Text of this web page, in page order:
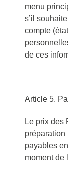
menu
s’il
compte
de ces
Article 5.
Le prix des
payables
moment de